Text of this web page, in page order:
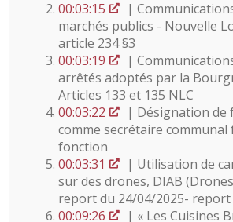
00:03:15
|
marchés publics - Nouvelle
article 234 §3
00:03:19
|
arrêtés adoptés par la
Articles 133 et 135 NLC
00:03:22
| Désignation de
comme secrétaire communal
fonction
00:03:31
| Utilisation de
sur des drones, DIAB
report du 24/04/2025- report
00:09:26
| « Les Cuisines